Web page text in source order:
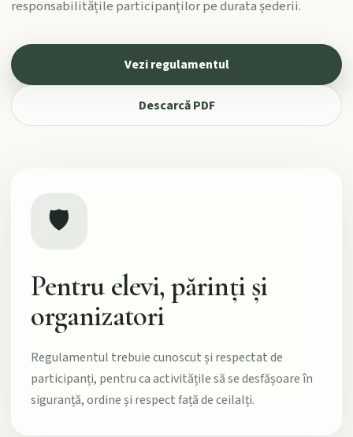
responsabilitățile participanților pe durata șederii.
Vezi regulamentul
Descarcă PDF
🛡️
Pentru elevi, părinți și
organizatori
Regulamentul trebuie cunoscut și respectat de
participanți, pentru ca activitățile să se desfășoare în
siguranță, ordine și respect față de ceilalți.